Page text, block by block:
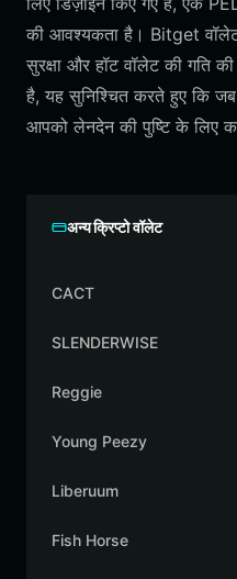
की आवश्यकता है। Bitget
सुरक्षा और हॉट वॉलेट की गति
है, यह सुनिश्चित करते हुए कि
आपको लेनदेन की पुष्टि के लिए
अन्य क्रिप्टो वॉलेट
CACT
SLENDERWISE
Reggie
Young Peezy
Liberuum
Fish Horse